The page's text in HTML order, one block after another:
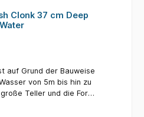
Clonk 37 cm Deep
Water
auf Grund der Bauweise
von 5m bis hin zu
Teller und die Form